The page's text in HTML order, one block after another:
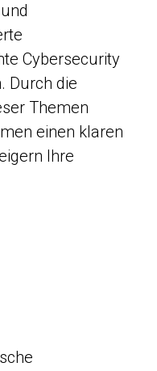
Cybersecurity
Durch die
Themen
einen klaren
Ihre